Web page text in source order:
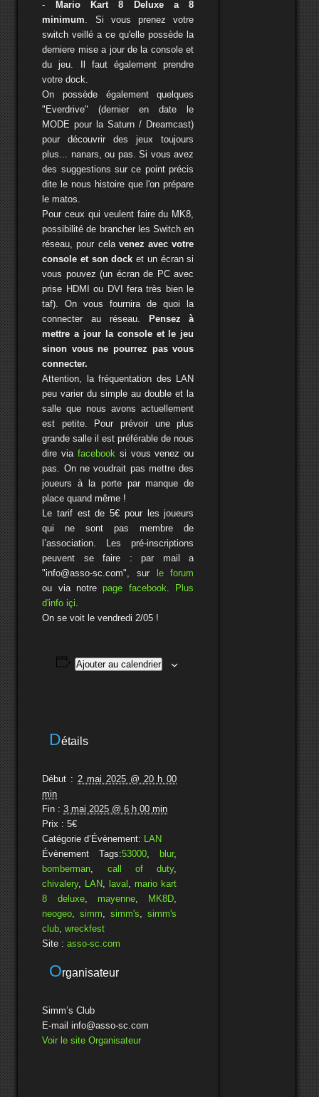
- Mario Kart 8 Deluxe a 8
minimum. Si vous prenez votre
switch veillé a ce qu'elle possède la
derniere mise a jour de la console et
du jeu. Il faut également prendre
votre dock.
On possède également quelques
"Everdrive" (dernier en date le
MODE pour la Saturn / Dreamcast)
pour découvrir des jeux toujours
plus... nanars, ou pas. Si vous avez
des suggestions sur ce point précis
dite le nous histoire que l'on prépare
le matos.
Pour ceux qui veulent faire du MK8,
possibilité de brancher les Switch en
réseau, pour cela venez avec votre
console et son dock et un écran si
vous pouvez (un écran de PC avec
prise HDMI ou DVI fera très bien le
taf). On vous fournira de quoi la
connecter au réseau.
Pensez à
mettre a jour la console et le jeu
sinon vous ne pourrez pas vous
connecter.
Attention, la fréquentation des LAN
peu varier du simple au double et la
salle que nous avons actuellement
est petite. Pour prévoir une plus
grande salle il est préférable de nous
dire via facebooksi vous venez ou
pas. On ne voudrait pas mettre des
joueurs à la porte par manque de
place quand même !
Le tarif est de 5€ pour les joueurs
qui ne sont pas membre de
l’association. Les pré-inscriptions
peuvent se faire : par mail a
"info@asso-sc.com", sur
le forum
ou via notrepage facebook.
Plus
d'info içi.
On se voit le vendredi 2/05 !
Ajouter au calendrier
Détails
Début : 2 mai 2025 @ 20 h 00
min
Fin : 3 mai 2025 @ 6 h 00 min
Prix : 5€
Catégorie d’Évènement: LAN
Évènement Tags:53000, blur,
bomberman, call of duty,
chivalery, LAN, laval , mario kart
8 deluxe, mayenne, MK8D,
neogeo,simm,simm's,simm's
club,wreckfest
Site : asso-sc.com
Organisateur
Simm’s Club
E-mailinfo@asso-sc.com
Voir le site Organisateur